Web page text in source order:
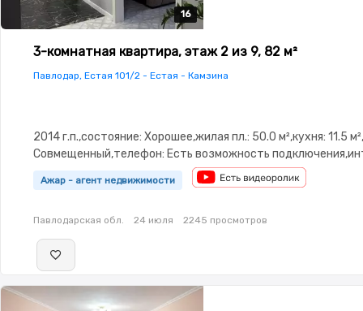
16
16
16
16
16
3-комнатная квартира, этаж 2 из 9, 82 м²
Павлодар, Естая 101/2 - Естая - Камзина
2014 г.п.,состояние: Хорошее,жилая пл.: 50.0 м²,кухня: 11.5
Совмещенный,телефон: Есть возможность
Оптика,Полностью меблирована,Полностью
охраняемая стоянка,Домофон,Пластиковые
кухня,Новая сантехника,Счётчики,Тихий двор
Ажар - агент недвижимости
Павлодарская обл. 24 июля 2245 просмотров